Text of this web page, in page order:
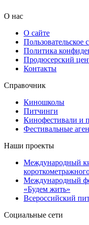
О нас
О сайте
Пользовательское
Политика
Продюсерский
Контакты
Справочник
Киношколы
Питчинги
Кинофестивали и
Фестивальные
Наши проекты
Международный
Международный
«Будем жить»
Всероссийский
Социальные сети